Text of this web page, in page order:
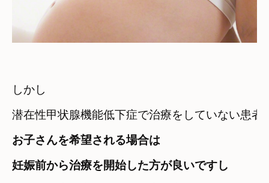
しかし
潜在性甲状腺機能低下症で治療をしていない患者
お子さんを希望される場合は
妊娠前から治療を開始した方が良いですし